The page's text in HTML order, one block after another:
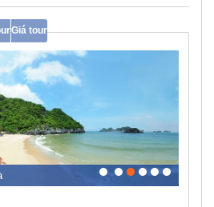
Giá tour
0 1 2 3 4 5